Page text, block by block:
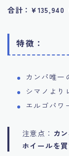
合計：¥135,940
特徴：
カンパ唯一
シマノより
エルゴパワ
注意点： カ
ホイールを